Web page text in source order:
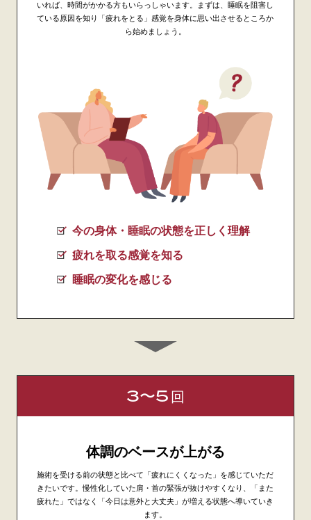
いれば、時間がかかる方もいらっしゃいます。まずは、睡眠を阻害し
ている原因を知り「疲れをとる」感覚を身体に思い出させるところか
ら始めましょう。
今の身体・睡眠の状態を正しく理解
疲れを取る感覚を知る
睡眠の変化を感じる
3〜5 回
体調のベースが上がる
施術を受ける前の状態と比べて「疲れにくくなった」を感じていただ
きたいです。慢性化していた肩・首の緊張が抜けやすくなり、「また
疲れた」ではなく「今日は意外と大丈夫」が増える状態へ導いていき
ます。